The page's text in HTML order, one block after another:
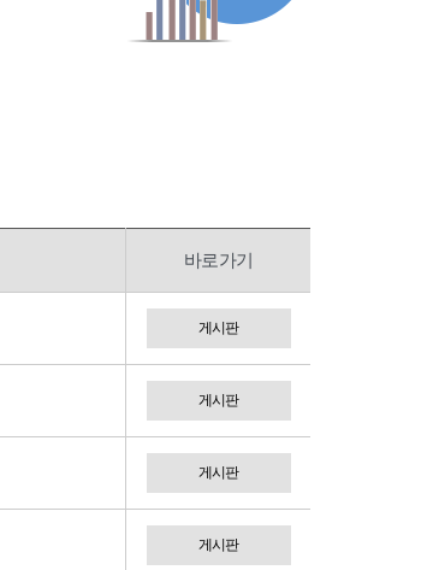
바로가기
게시판
게시판
게시판
게시판